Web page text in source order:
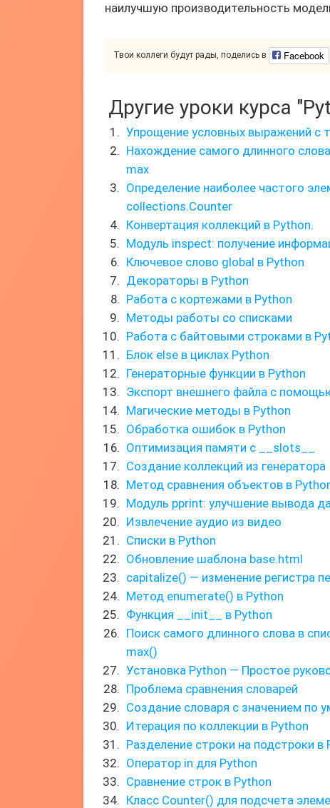
наилучшую производительность
Твои коллеги будут рады, поделись в Facebook
Другие уроки курса
Упрощение условных выражений с
Нахождение самого длинного
max
Определение наиболее частого
collections.Counter
Конвертация коллекций в Python.
Модуль inspect: получение
Ключевое слово global в Python
Декораторы в Python
Работа с кортежами в Python
Методы работы со списками
Работа с байтовыми строками в
Блок else в циклах Python
Генераторные функции в Python
Экспорт внешнего файла с
Магические методы в Python
Обработка ошибок в Python
Оптимизация памяти с __slots__
Создание коллекций из генератора
Метод сравнения объектов в
Модуль pprint: улучшение вывода
Извлечение аудио из видео
Списки в Python
Обновление шаблона base.html
capitalize() — изменение регистра
Метод enumerate() в Python
Функция __init__ в Python
Поиск самого длинного слова в
max()
Установка Python — Простое
Проблема сравнения словарей
Создание словаря с значением по
Итерация по коллекции в Python
Разделение строки на подстроки в
Оператор in для Python
Сравнение строк в Python
Класс Counter() для подсчета